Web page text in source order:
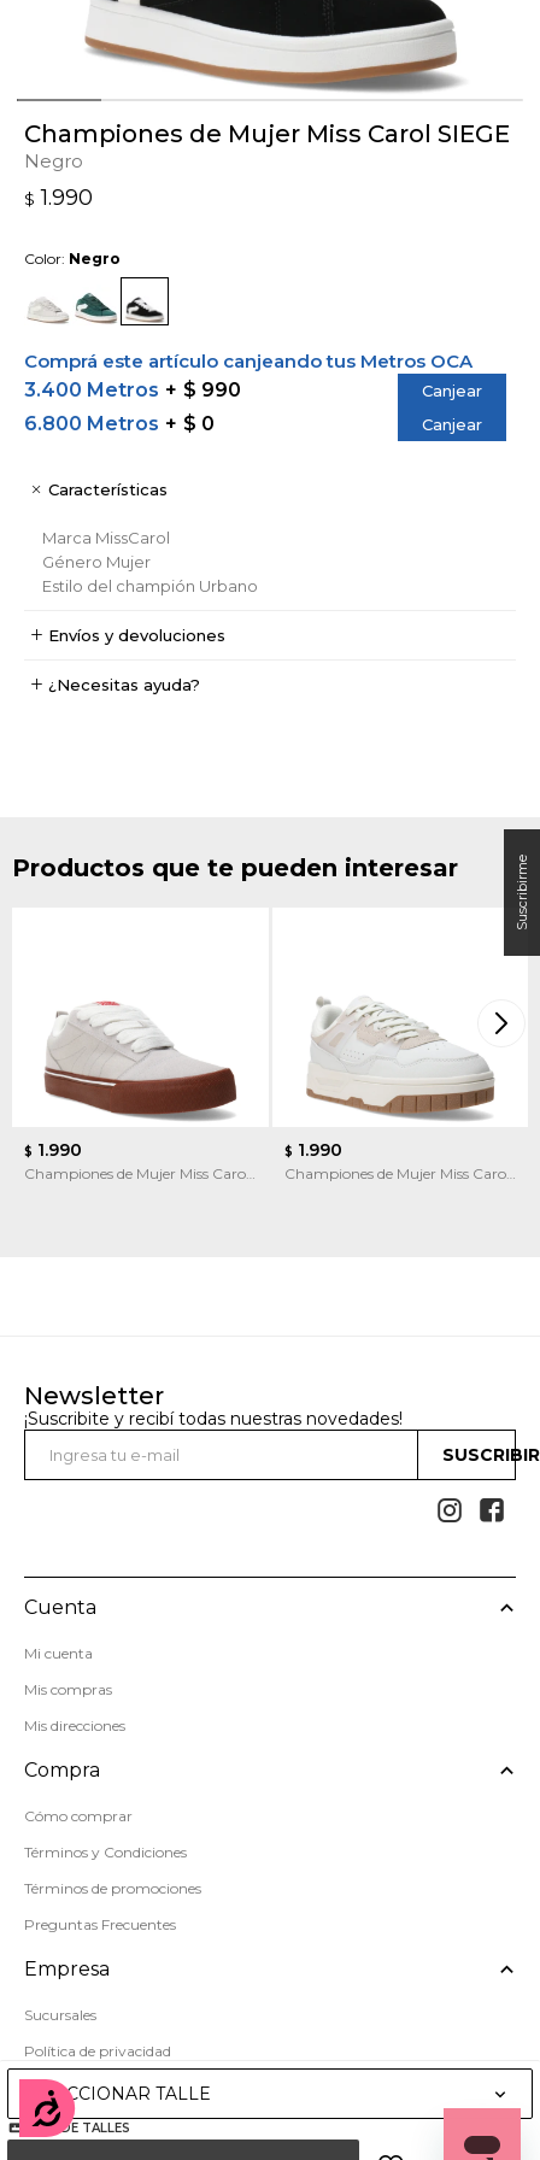
Accesibilidad
Championes de Mujer Miss Carol SIEGE
Negro
$ 1.990
Color: Negro
SELECCIONAR TALLE
GUÍA DE TALLES
Comprá este artículo canjeando tus Metros OCA
3.400 Metros
$ 990 Canjear
6.800 Metros $ 0 Canjear
Características
Marca MissCarol
Género Mujer
Estilo del champión Urbano
Envíos y devoluciones
¿Necesitas ayuda?
Productos que te pueden interesar
$ 1.990
Championes de Mujer Miss Carol
$ 1.990
Championes de Mujer Miss Carol
Newsletter
¡Suscribite y recibí todas nuestras novedades!
 
Cuenta
Mi cuenta
Mis compras
Mis direcciones
Compra
Cómo comprar
Términos y Condiciones
Términos de promociones
Preguntas Frecuentes
Empresa
Sucursales
Política de privacidad
Mapa del sitio